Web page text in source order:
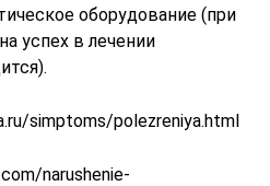
оборудование (при
успех в лечении
simptoms/polezreniya.html
narushenie-